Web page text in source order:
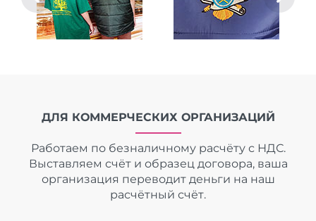
ДЛЯ КОММЕРЧЕСКИХ ОРГАНИЗАЦИЙ
Работаем по безналичному расчёту с НДС.
Выставляем счёт и образец договора, ваша
организация переводит деньги на наш
расчётный счёт.